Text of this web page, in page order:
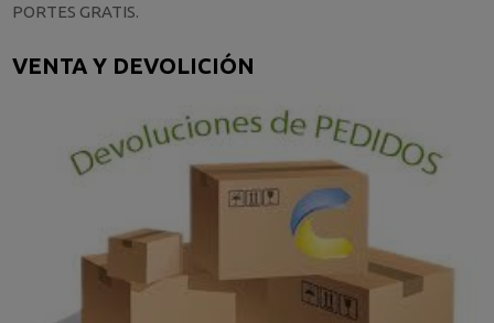
PORTES GRATIS.
VENTA Y DEVOLICIÓN